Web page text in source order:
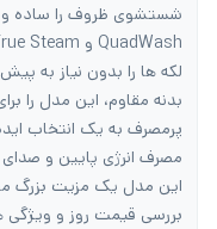
شستشوی ظروف را ساده و
لکه ها را بدون نیاز به
بدنه مقاوم، این مدل را
پرمصرف به یک انتخاب
این مدل یک مزیت بزرگ
بررسی قیمت روز و ویژگی